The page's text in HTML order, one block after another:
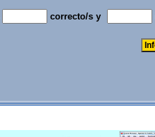
correcto/s y